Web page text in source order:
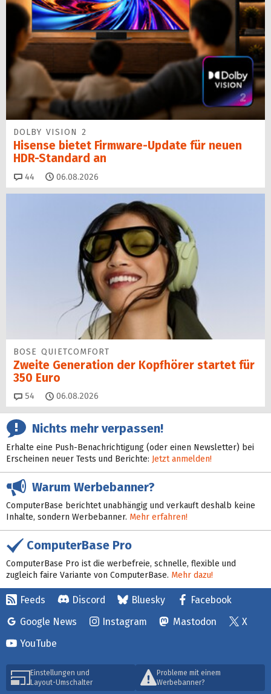
DOLBY VISION 2
Hisense bietet Firmware-Update für neuen
HDR-Standard an
44 Kommentare
06.08.2026
BOSE QUIETCOMFORT
Zweite Generation der Kopfhörer startet für
350 Euro
54 Kommentare
06.08.2026
Nichts mehr verpassen!
Erhalte eine Push-Benachrichtigung (oder einen Newsletter) bei
Erscheinen neuer Tests und Berichte: Jetzt anmelden!
Warum Werbebanner?
ComputerBase berichtet unabhängig und verkauft deshalb keine
Inhalte, sondern Werbebanner. Mehr erfahren!
ComputerBase Pro
ComputerBase Pro ist die werbefreie, schnelle, flexible und
zugleich faire Variante von ComputerBase. Mehr dazu!
Feeds Discord Bluesky
Facebook
Google News
Instagram Mastodon
X
YouTube
Einstellungen und
Layout-Umschalter
Probleme mit einem
Werbebanner?